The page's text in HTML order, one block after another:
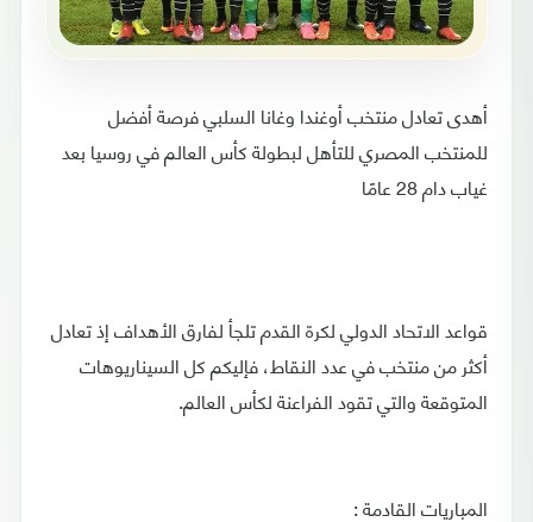
أهدى تعادل منتخب أوغندا وغانا السلبي فرصة أفضل
للمنتخب المصري للتأهل لبطولة كأس العالم في روسيا بعد
غياب دام 28 عامًا
قواعد الاتحاد الدولي لكرة القدم تلجأ لفارق الأهداف إذ تعادل
أكثر من منتخب في عدد النقاط، فإليكم كل السيناريوهات
المتوقعة والتي تقود الفراعنة لكأس العالم.
المباريات القادمة :